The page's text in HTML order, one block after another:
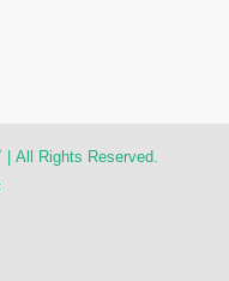
Rights Reserved.